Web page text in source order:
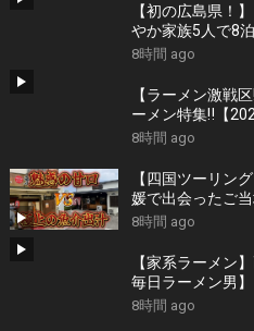
【初の広島県！
やか家族5人で8
風情溢れる尾道
全国制覇！＞
8時間 ago
【ラーメン激戦
ーメン特集‼︎【
8時間 ago
【四国ツーリン
媛で出会ったご
8時間 ago
【家系ラーメン
毎日ラーメン男
8時間 ago